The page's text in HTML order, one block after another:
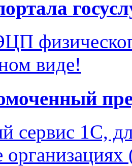
виде!
сервис 1С,